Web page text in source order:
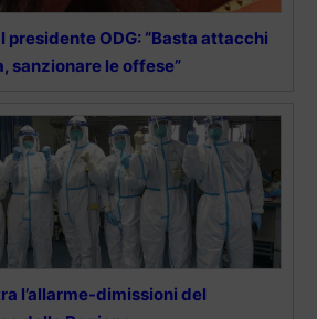
presidente ODG: “Basta attacchi
sanzionare le offese”
l’allarme-dimissioni del